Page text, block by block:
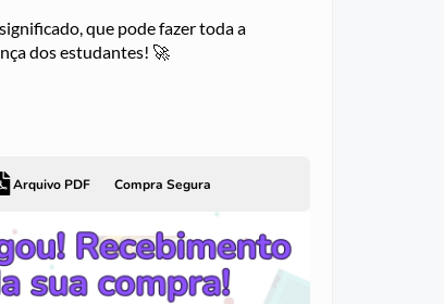
que pode fazer toda a
dos estudantes! 🚀
Arquivo PDF Compra Segura